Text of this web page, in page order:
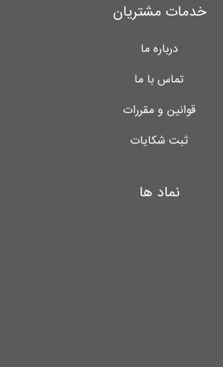
خدمات مشتریان
درباره ما
تماس با ما
قوانین و مقررات
ثبت شکایات
نماد ها